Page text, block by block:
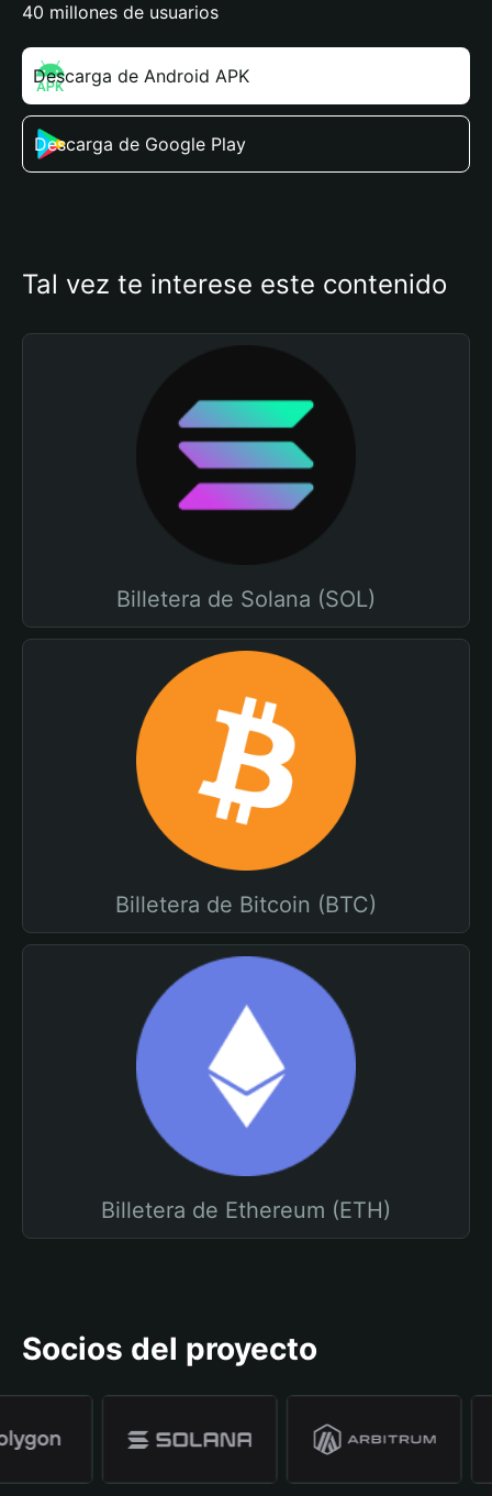
40 millones de usuarios
Descarga de Android APK
Descarga de Google Play
Tal vez te interese este contenido
Billetera de Solana (SOL)
Billetera de Bitcoin (BTC)
Billetera de Ethereum (ETH)
Socios del proyecto